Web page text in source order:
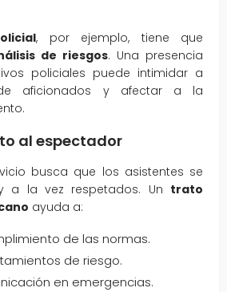
, por ejemplo, tiene que
de riesgos. Una presencia
policiales puede intimidar a
aficionados y afectar a la
al espectador
busca que los asistentes se
a la vez respetados. Un trato
ayuda a:
de las normas.
de riesgo.
en emergencias.